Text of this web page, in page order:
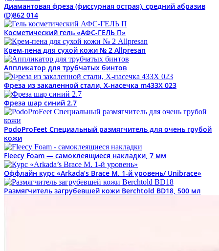
Диамантовая фреза (фиссурная острая), средний абразив
(D)862 014
Косметический гель «АФС-ГЕЛЬ П»
Крем-пена для сухой кожи № 2 Allpresan
Аппликатор для трубчатых бинтов
Фреза из закаленной стали, Х-насечка m433X 023
Фреза шар синий 2.7
PodoProFeet Специальный размягчитель для очень грубой
кожи
Fleecy Foam — самоклеящиеся накладки, 7 мм
Оффлайн курс «Arkada’s Brace M. 1-й уровень/ Unibrace»
Размягчитель загрубевшей кожи Berchtold BD18, 500 мл